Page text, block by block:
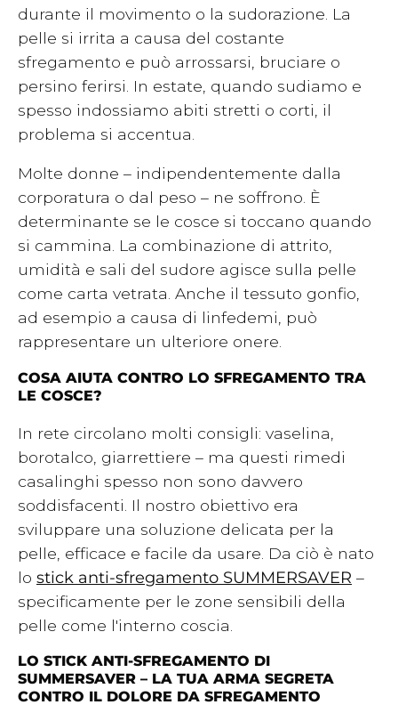
durante il movimento o la sudorazione. La
pelle si irrita a causa del costante
sfregamento e può arrossarsi, bruciare o
persino ferirsi. In estate, quando sudiamo e
spesso indossiamo abiti stretti o corti, il
problema si accentua.
Molte donne – indipendentemente dalla
corporatura o dal peso – ne soffrono. È
determinante se le cosce si toccano quando
si cammina. La combinazione di attrito,
umidità e sali del sudore agisce sulla pelle
come carta vetrata. Anche il tessuto gonfio,
ad esempio a causa di linfedemi, può
rappresentare un ulteriore onere.
COSA AIUTA CONTRO LO SFREGAMENTO TRA
LE COSCE?
In rete circolano molti consigli: vaselina,
borotalco, giarrettiere – ma questi rimedi
casalinghi spesso non sono davvero
soddisfacenti. Il nostro obiettivo era
sviluppare una soluzione delicata per la
pelle, efficace e facile da usare. Da ciò è nato
lo stick anti-sfregamento SUMMERSAVER –
specificamente per le zone sensibili della
pelle come l'interno coscia.
LO STICK ANTI-SFREGAMENTO DI
SUMMERSAVER – LA TUA ARMA SEGRETA
CONTRO IL DOLORE DA SFREGAMENTO